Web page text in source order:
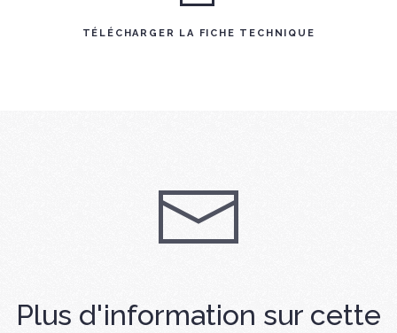
TÉLÉCHARGER LA FICHE TECHNIQUE
Plus d'information sur cette